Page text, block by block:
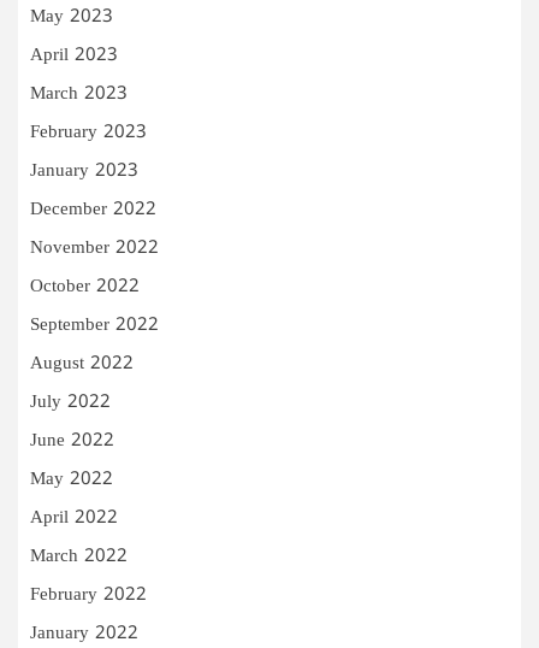
May 2023
April 2023
March 2023
February 2023
January 2023
December 2022
November 2022
October 2022
September 2022
August 2022
July 2022
June 2022
May 2022
April 2022
March 2022
February 2022
January 2022